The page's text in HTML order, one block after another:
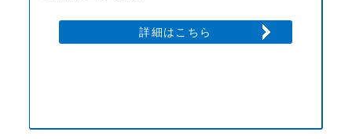
詳細はこちら